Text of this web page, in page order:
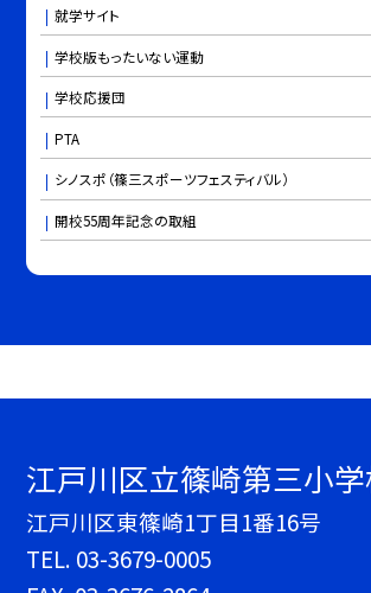
就学サイト
学校版もったいない運動
学校応援団
PTA
シノスポ（篠三スポーツフェスティバル）
開校55周年記念の取組
江戸川区立篠崎第三小
江戸川区東篠崎1丁目1番16号
TEL. 03-3679-0005